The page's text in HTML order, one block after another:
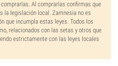
Al comprarlas confirmas que
la legislación local. Zamnesia no es
que incumpla estas leyes. Todos los
relacionados con las setas y otros que
estrictamente con las leyes locales